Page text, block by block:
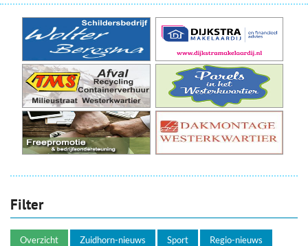
Filter
Overzicht Zuidhorn-nieuws Sport Regio-nieuws